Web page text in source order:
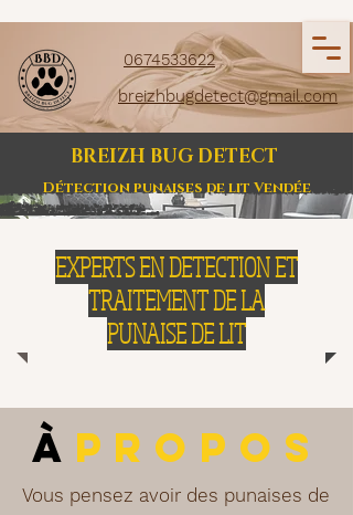
0674533622
breizhbugdetect@gmail.com
BREIZH BUG DETECT
Détection punaises de lit Vendée
EXPERTS EN DETECTION ET
TRAITEMENT DE LA
PUNAISE DE LIT
À PROPOS
Vous pensez avoir des punaises de